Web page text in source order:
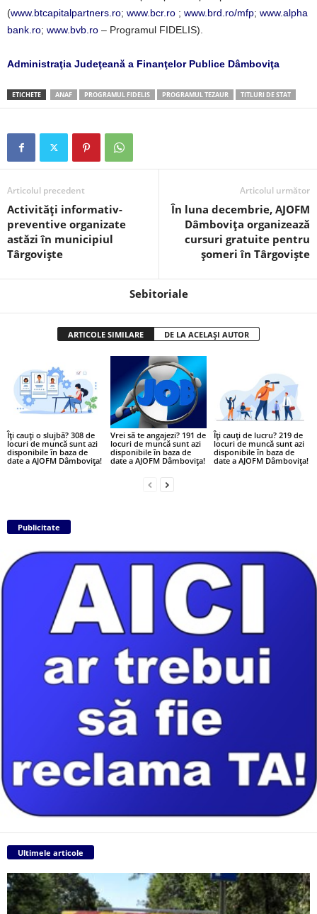
(www.btcapitalpartners.ro; www.bcr.ro ; www.brd.ro/mfp; www.alpha
bank.ro; www.bvb.ro – Programul FIDELIS).
Administraţia Judeţeană a Finanţelor Publice Dâmboviţa
ETICHETE ANAF PROGRAMUL FIDELIS PROGRAMUL TEZAUR TITLURI DE STAT
Articolul precedent
Activități informativ-
preventive organizate
astăzi în municipiul
Târgoviște
Articolul următor
În luna decembrie, AJOFM
Dâmbovița organizează
cursuri gratuite pentru
șomeri în Târgoviște
Sebitoriale
ARTICOLE SIMILARE DE LA ACELAȘI AUTOR
Îți cauți o slujbă? 308 de
locuri de muncă sunt azi
disponibile în baza de
date a AJOFM Dâmbovița!
Vrei să te angajezi? 191 de
locuri de muncă sunt azi
disponibile în baza de
date a AJOFM Dâmbovița!
Îți cauți de lucru? 219 de
locuri de muncă sunt azi
disponibile în baza de
date a AJOFM Dâmbovița!
Publicitate
Ultimele articole